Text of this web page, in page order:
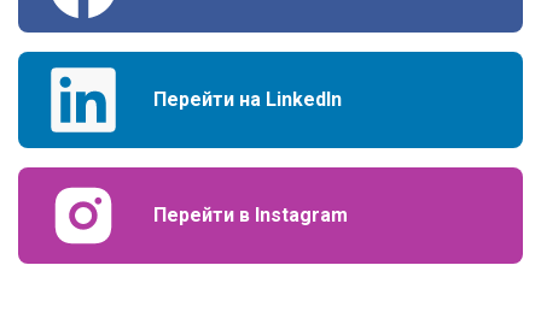
Перейти на LinkedIn
Перейти в Instagram